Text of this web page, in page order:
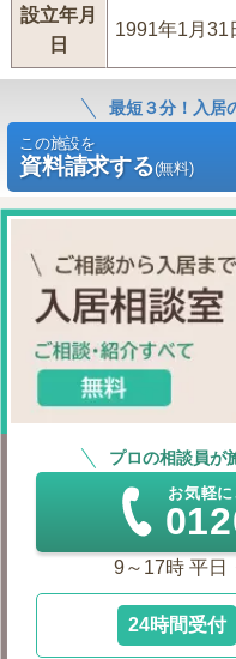
設立年月
日
1991年1月31
最短３分！入居
この施設を
資料請求する(無料)
プロの相談員が
お気軽
9～17時 平日
24時間受付